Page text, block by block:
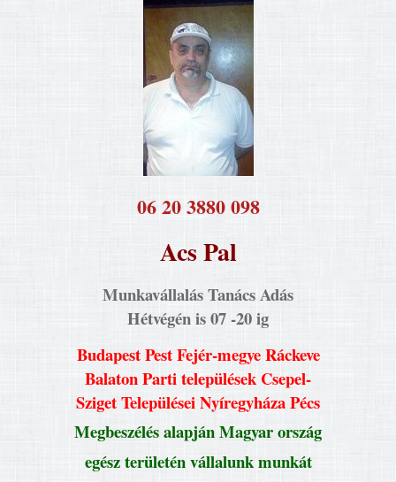
​06 20 3880 098
Acs Pal
Munkavállalás Tanács Adás
Hétvégén is 07 -20 ig
Budapest Pest Fejér-megye Ráckeve
Balaton Parti települések Csepel-
Sziget Települései Nyíregyháza Pécs
Megbeszélés alapján Magyar ország
egész területén vállalunk munkát